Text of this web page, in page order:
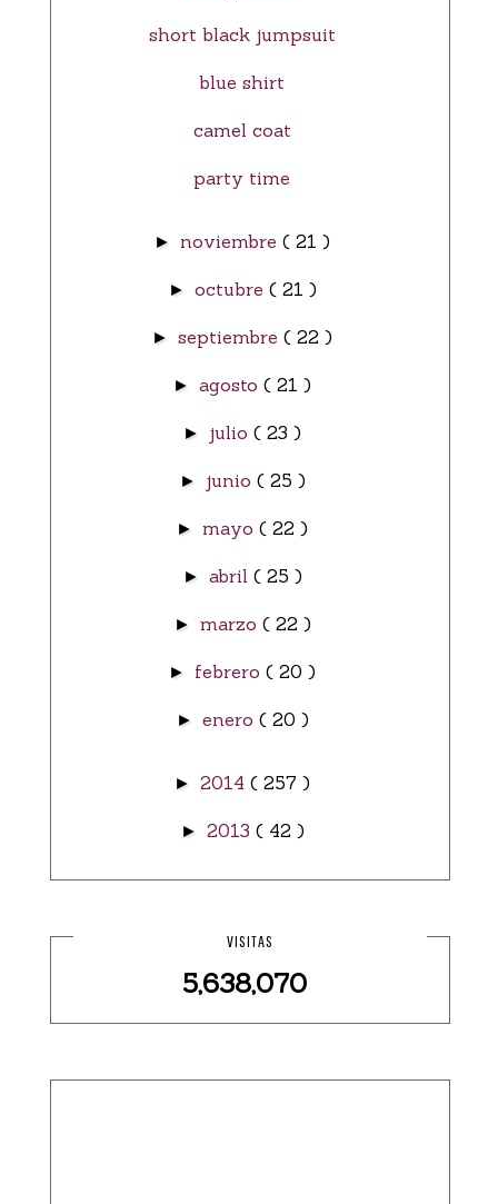
short black jumpsuit
blue shirt
camel coat
party time
► noviembre ( 21 )
► octubre ( 21 )
► septiembre ( 22 )
► agosto ( 21 )
► julio ( 23 )
► junio ( 25 )
► mayo ( 22 )
► abril ( 25 )
► marzo ( 22 )
► febrero ( 20 )
► enero ( 20 )
► 2014 ( 257 )
► 2013 ( 42 )
VISITAS
5,638,070